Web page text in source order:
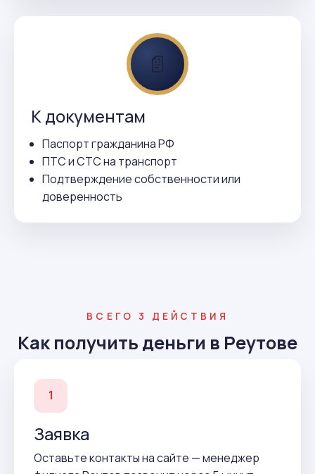
📄
К документам
Паспорт гражданина РФ
ПТС и СТС на транспорт
Подтверждение собственности или
доверенность
ВСЕГО 3 ДЕЙСТВИЯ
Как получить деньги в Реутове
1
Заявка
Оставьте контакты на сайте — менеджер